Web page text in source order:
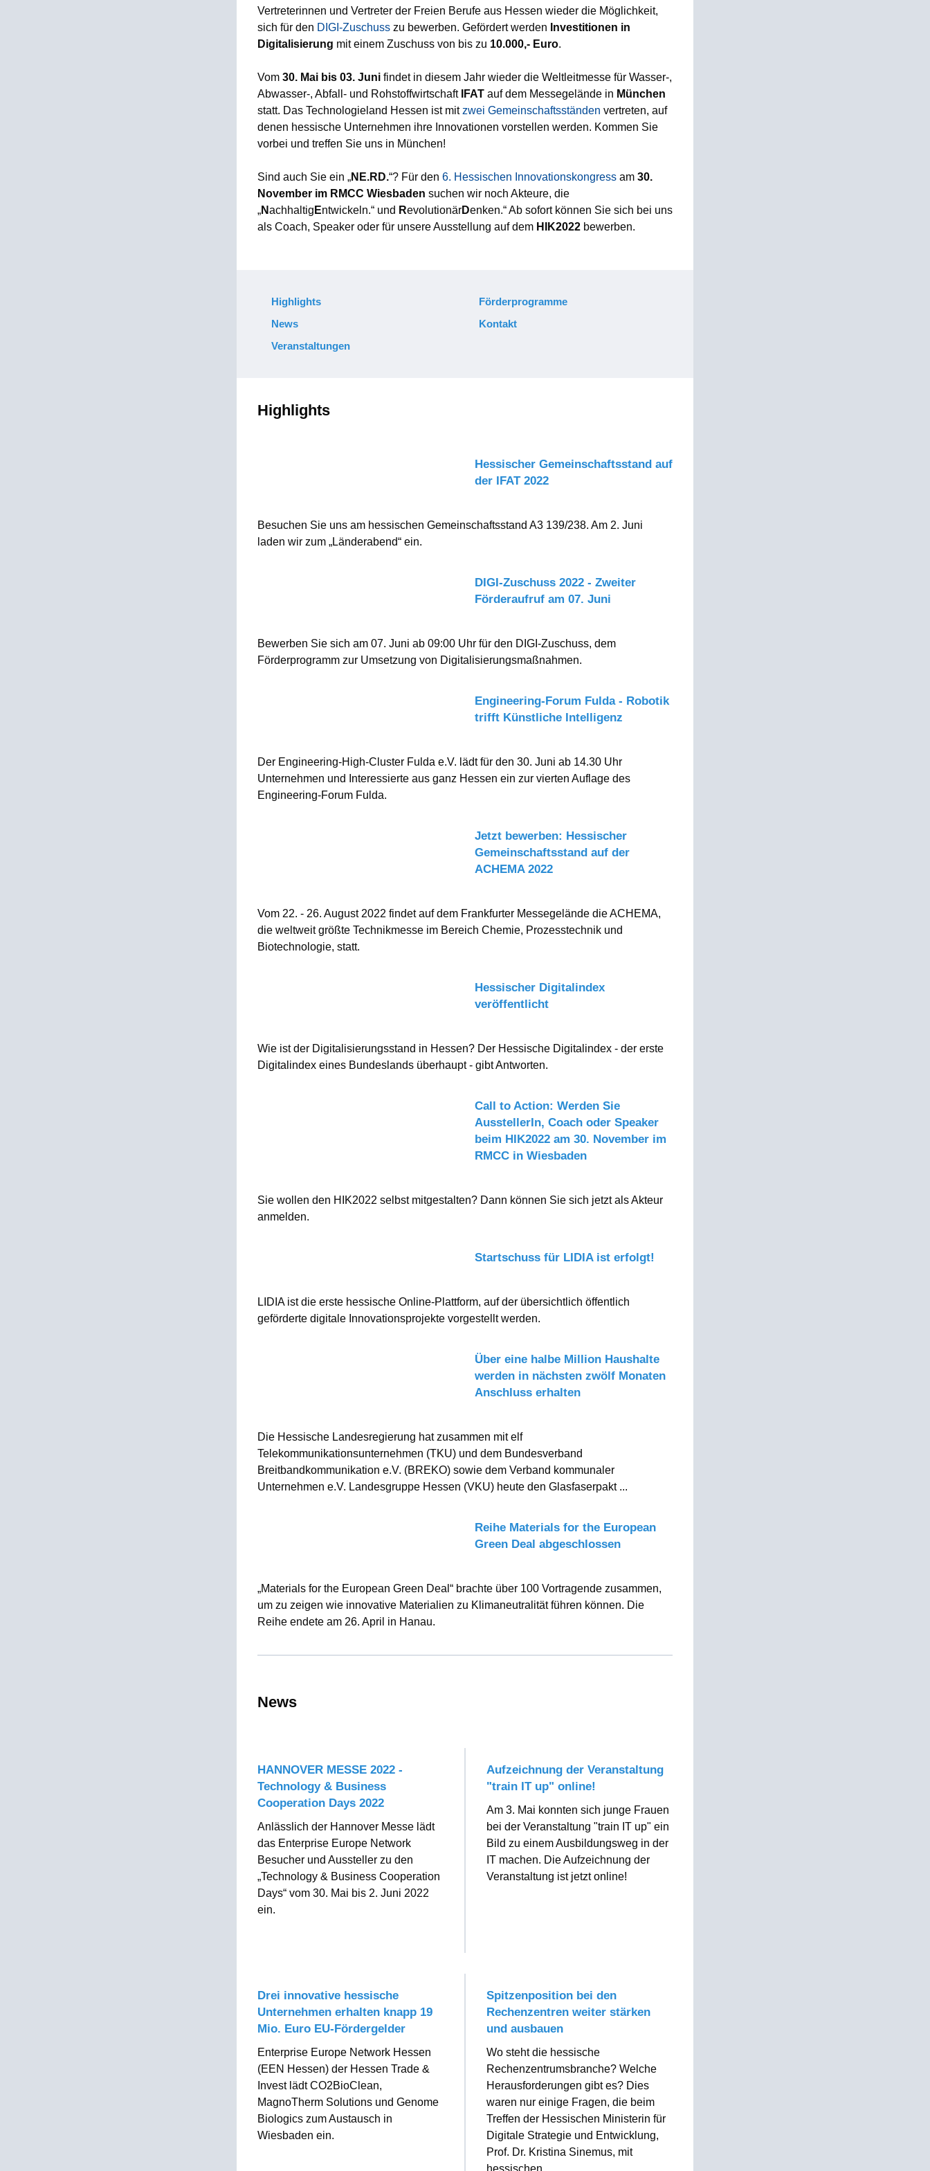
Vertreterinnen und Vertreter der Freien Berufe aus Hessen wieder die Möglichkeit,
sich für den DIGI-Zuschuss zu bewerben. Gefördert werden Investitionen in
Digitalisierung mit einem Zuschuss von bis zu 10.000,- Euro.
Vom 30. Mai bis 03. Juni findet in diesem Jahr wieder die Weltleitmesse für Wasser-,
Abwasser-, Abfall- und Rohstoffwirtschaft IFAT auf dem Messegelände in München
statt. Das Technologieland Hessen ist mitzwei Gemeinschaftsständen vertreten, auf
denen hessische Unternehmen ihre Innovationen vorstellen werden. Kommen Sie
vorbei und treffen Sie uns in München!
Sind auch Sie ein „NE.RD.“? Für den 6. Hessischen Innovationskongress am 30.
November im RMCC Wiesbaden suchen wir noch Akteure, die
„Nachhaltig Entwickeln.“ und RevolutionärDenken.“ Ab sofort können Sie sich bei uns
als Coach, Speaker oder für unsere Ausstellung auf dem HIK2022 bewerben.
Highlights
News
Veranstaltungen
Förderprogramme
Kontakt
Highlights
Hessischer Gemeinschaftsstand auf
der IFAT 2022
Besuchen Sie uns am hessischen Gemeinschaftsstand A3 139/238. Am 2. Juni
laden wir zum „Länderabend“ ein.
DIGI-Zuschuss 2022 - Zweiter
Förderaufruf am 07. Juni
Bewerben Sie sich am 07. Juni ab 09:00 Uhr für den DIGI-Zuschuss, dem
Förderprogramm zur Umsetzung von Digitalisierungsmaßnahmen.
Engineering-Forum Fulda - Robotik
trifft Künstliche Intelligenz
Der Engineering-High-Cluster Fulda e.V. lädt für den 30. Juni ab 14.30 Uhr
Unternehmen und Interessierte aus ganz Hessen ein zur vierten Auflage des
Engineering-Forum Fulda.
Jetzt bewerben: Hessischer
Gemeinschaftsstand auf der
ACHEMA 2022
Vom 22. - 26. August 2022 findet auf dem Frankfurter Messegelände die ACHEMA,
die weltweit größte Technikmesse im Bereich Chemie, Prozesstechnik und
Biotechnologie, statt.
Hessischer Digitalindex
veröffentlicht
Wie ist der Digitalisierungsstand in Hessen? Der Hessische Digitalindex - der erste
Digitalindex eines Bundeslands überhaupt - gibt Antworten.
Call to Action: Werden Sie
AusstellerIn, Coach oder Speaker
beim HIK2022 am 30. November im
RMCC in Wiesbaden
Sie wollen den HIK2022 selbst mitgestalten? Dann können Sie sich jetzt als Akteur
anmelden.
Startschuss für LIDIA ist erfolgt!
LIDIA ist die erste hessische Online-Plattform, auf der übersichtlich öffentlich
geförderte digitale Innovationsprojekte vorgestellt werden.
Über eine halbe Million Haushalte
werden in nächsten zwölf Monaten
Anschluss erhalten
Die Hessische Landesregierung hat zusammen mit elf
Telekommunikationsunternehmen (TKU) und dem Bundesverband
Breitbandkommunikation e.V. (BREKO) sowie dem Verband kommunaler
Unternehmen e.V. Landesgruppe Hessen (VKU) heute den Glasfaserpakt ...
Reihe Materials for the European
Green Deal abgeschlossen
„Materials for the European Green Deal“ brachte über 100 Vortragende zusammen,
um zu zeigen wie innovative Materialien zu Klimaneutralität führen können. Die
Reihe endete am 26. April in Hanau.
News
HANNOVER MESSE 2022 -
Technology & Business
Cooperation Days 2022
Anlässlich der Hannover Messe lädt
das Enterprise Europe Network
Besucher und Aussteller zu den
„Technology & Business Cooperation
Days“ vom 30. Mai bis 2. Juni 2022
ein.
Aufzeichnung der Veranstaltung
"train IT up" online!
Am 3. Mai konnten sich junge Frauen
bei der Veranstaltung "train IT up" ein
Bild zu einem Ausbildungsweg in der
IT machen. Die Aufzeichnung der
Veranstaltung ist jetzt online!
Drei innovative hessische
Unternehmen erhalten knapp 19
Mio. Euro EU-Fördergelder
Enterprise Europe Network Hessen
(EEN Hessen) der Hessen Trade &
Invest lädt CO2BioClean,
MagnoTherm Solutions und Genome
Biologics zum Austausch in
Wiesbaden ein.
Spitzenposition bei den
Rechenzentren weiter stärken
und ausbauen
Wo steht die hessische
Rechenzentrumsbranche? Welche
Herausforderungen gibt es? Dies
waren nur einige Fragen, die beim
Treffen der Hessischen Ministerin für
Digitale Strategie und Entwicklung,
Prof. Dr. Kristina Sinemus, mit
hessischen ...